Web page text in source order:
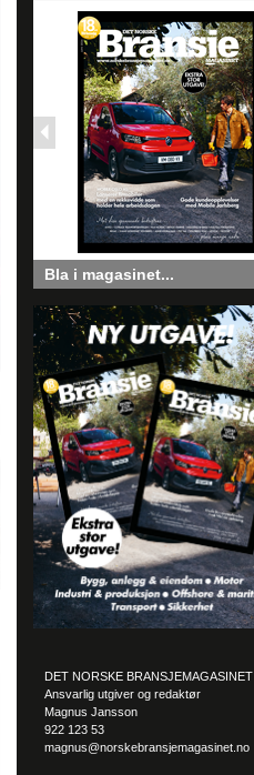
Bla i magasinet...
DET NORSKE BRANSJEMAGASINET
Ansvarlig utgiver og redaktør
Magnus Jansson
922 123 53
magnus@norskebransjemagasinet.no